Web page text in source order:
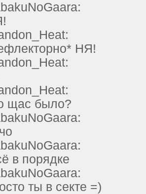
НЯ!
щас было?
в порядке
ты в секте =)